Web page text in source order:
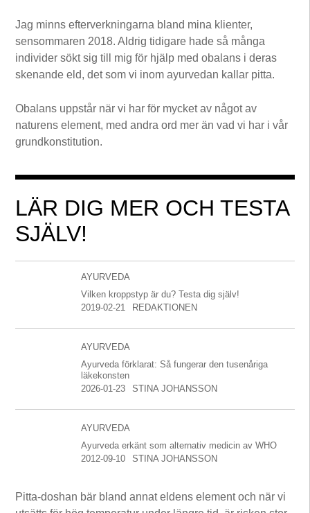
Jag minns efterverkningarna bland mina klienter,
sensommaren 2018. Aldrig tidigare hade så många
individer sökt sig till mig för hjälp med obalans i deras
skenande eld, det som vi inom ayurvedan kallar pitta.
Obalans uppstår när vi har för mycket av något av
naturens element, med andra ord mer än vad vi har i vår
grundkonstitution.
LÄR DIG MER OCH TESTA
SJÄLV!
AYURVEDA
Vilken kroppstyp är du? Testa dig själv!
2019-02-21
REDAKTIONEN
AYURVEDA
Ayurveda förklarat: Så fungerar den tusenåriga
läkekonsten
2026-01-23
STINA JOHANSSON
AYURVEDA
Ayurveda erkänt som alternativ medicin av WHO
2012-09-10
STINA JOHANSSON
Pitta-doshan bär bland annat eldens element och när vi